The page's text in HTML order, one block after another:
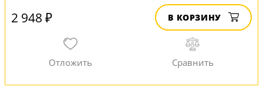
2 948 ₽ В КОРЗИНУ